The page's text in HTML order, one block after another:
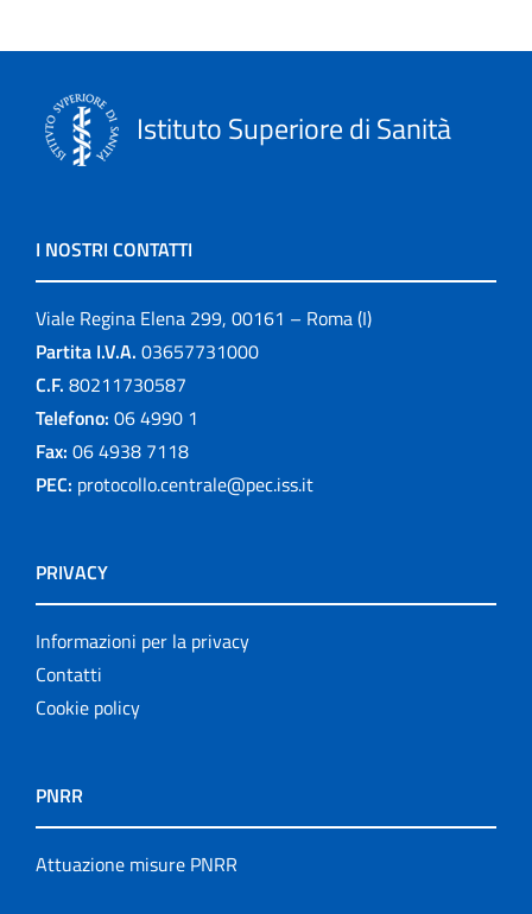
Istituto Superiore di Sanità
I NOSTRI CONTATTI
Viale Regina Elena 299, 00161 – Roma (I)
Partita I.V.A. 03657731000
C.F. 80211730587
Telefono: 06 4990 1
Fax: 06 4938 7118
PEC: protocollo.centrale@pec.iss.it
PRIVACY
Informazioni per la privacy
Contatti
Cookie policy
PNRR
Attuazione misure PNRR